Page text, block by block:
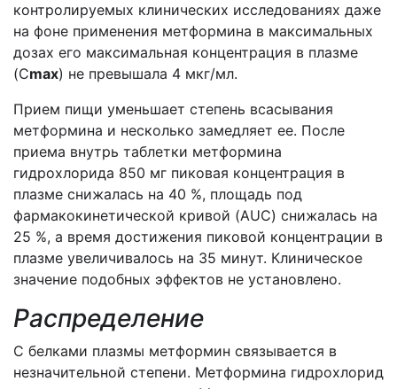
контролируемых клинических исследованиях даже
на фоне применения метформина в максимальных
дозах его максимальная концентрация в плазме
(Cmax) не превышала 4 мкг/мл.
Прием пищи уменьшает степень всасывания
метформина и несколько замедляет ее. После
приема внутрь таблетки метформина
гидрохлорида 850 мг пиковая концентрация в
плазме снижалась на 40 %, площадь под
фармакокинетической кривой (AUC) снижалась на
25 %, а время достижения пиковой концентрации в
плазме увеличивалось на 35 минут. Клиническое
значение подобных эффектов не установлено.
Распределение
С белками плазмы метформин связывается в
незначительной степени. Метформина гидрохлорид